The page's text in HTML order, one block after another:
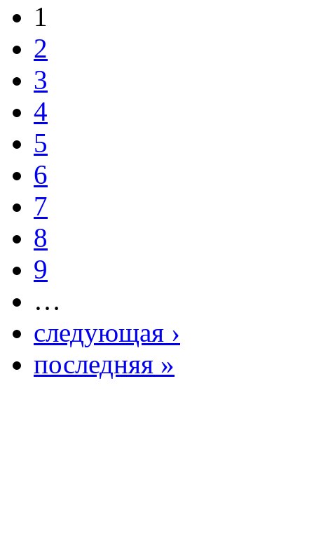
1
2
3
4
5
6
7
8
9
…
следующая ›
последняя »